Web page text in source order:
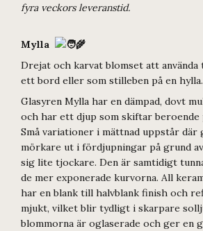
fyra veckors leveranstid.
Mylla
Drejat och karvat blomset att använda
ett bord eller som stilleben på en hylla.
Glasyren Mylla har en dämpad, dovt
och har ett djup som skiftar beroende
Små variationer i mättnad uppstår där
mörkare ut i fördjupningar på grund
sig lite tjockare. Den är samtidigt
de mer exponerade kurvorna. All
har en blank till halvblank finish och
mjukt, vilket blir tydligt i skarpare
blommorna är oglaserade och ger en